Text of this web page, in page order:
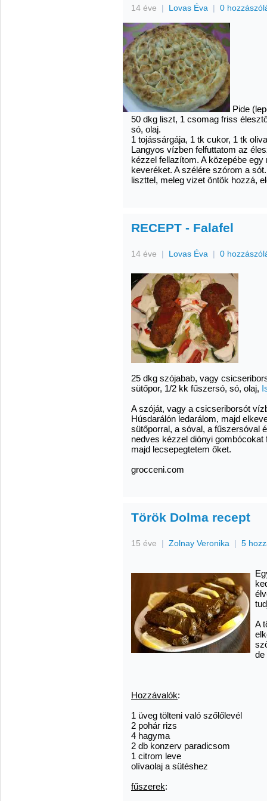
14 éve | Lovas Éva | 0
Pide
50 dkg liszt, 1 csomag friss
só, olaj.
1 tojássárgája, 1 tk cukor, 1 tk
Langyos vízben felfuttatom az
kézzel fellazítom. A közepébe
keveréket. A szélére szórom a
liszttel, meleg vizet öntök hozzá,
RECEPT - Falafel
14 éve | Lovas Éva | 0
25 dkg szójabab, vagy
sütőpor, 1/2 kk fűszersó, só, olaj,
A szóját, vagy a csicseriborsót
Húsdarálón ledarálom, majd
sütőporral, a sóval, a fűszersóval
nedves kézzel diónyi
majd lecsepegtetem őket.
grocceni.com
Török Dolma recept
15 éve | Zolnay Veronika | 5
A
de
Hozzávalók:
1 üveg tölteni való szőlőlevél
2 pohár rizs
4 hagyma
2 db konzerv paradicsom
1 citrom leve
olívaolaj a sütéshez
fűszerek: